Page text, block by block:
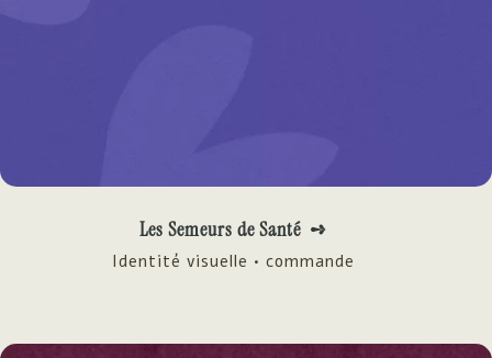
Les Semeurs de Santé ➺
Identité visuelle • commande